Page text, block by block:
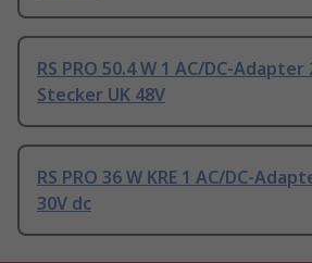
RS PRO 50.4 W 1 AC/DC-Adapter
Stecker UK 48V
RS PRO 36 W KRE 1 AC/DC-
30V dc